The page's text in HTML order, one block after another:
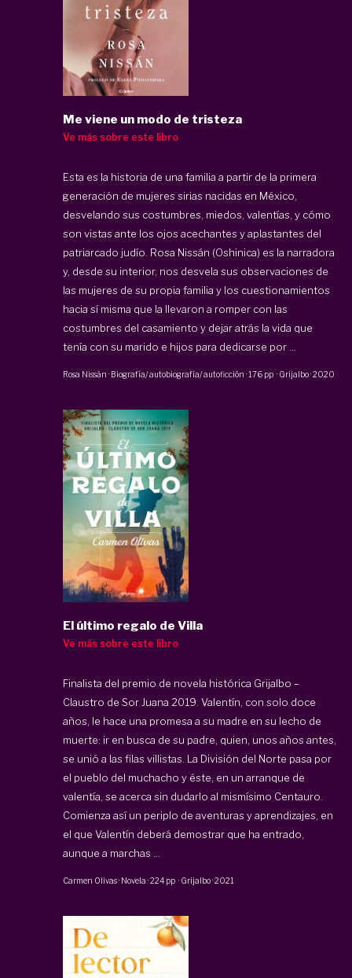
Me viene un modo de tristeza
Ve más sobre este libro
Esta es la historia de una familia a partir de la primera
generación de mujeres sirias nacidas en México,
desvelando sus costumbres, miedos, valentías, y cómo
son vistas ante los ojos acechantes y aplastantes del
patriarcado judío. Rosa Nissán (Oshinica) es la narradora
y, desde su interior, nos desvela sus observaciones de
las mujeres de su propia familia y los cuestionamientos
hacia sí misma que la llevaron a romper con las
costumbres del casamiento y dejar atrás la vida que
tenía con su marido e hijos para dedicarse por ...
Rosa Nissán · Biografía/ autobiografía/ autoficción ·176 pp · Grijalbo·2020
El último regalo de Villa
Ve más sobre este libro
Finalista del premio de novela histórica Grijalbo –
Claustro de Sor Juana 2019. Valentín, con solo doce
años, le hace una promesa a su madre en su lecho de
muerte: ir en busca de su padre, quien, unos años antes,
se unió a las filas villistas. La División del Norte pasa por
el pueblo del muchacho y éste, en un arranque de
valentía, se acerca sin dudarlo al mismísimo Centauro.
Comienza así un periplo de aventuras y aprendizajes, en
el que Valentín deberá demostrar que ha entrado,
aunque a marchas ...
Carmen Olivas· Novela ·224 pp · Grijalbo·2021